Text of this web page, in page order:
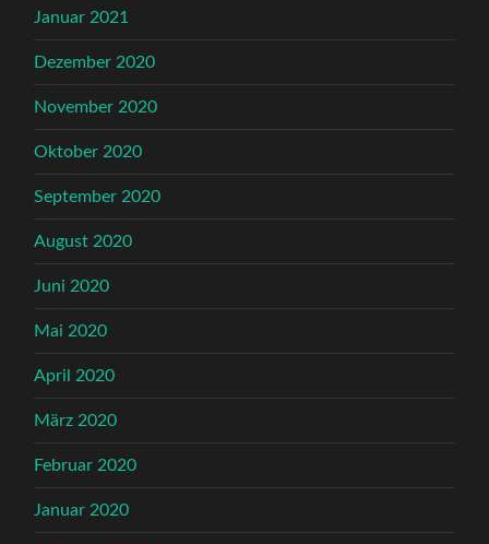
Januar 2021
Dezember 2020
November 2020
Oktober 2020
September 2020
August 2020
Juni 2020
Mai 2020
April 2020
März 2020
Februar 2020
Januar 2020